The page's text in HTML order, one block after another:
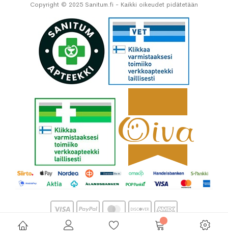
Copyright © 2025 Sanitum.fi - Kaikki oikeudet pidätetään